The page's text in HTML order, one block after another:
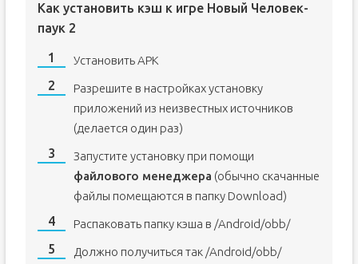
Как установить кэш к игре Новый Человек-
паук 2
Установить APK
Разрешите в настройках установку
приложений из неизвестных источников
(делается один раз)
Запустите установку при помощи
файлового менеджера (обычно скачанные
файлы помещаются в папку Download)
Распаковать папку кэша в /Android/obb/
Должно получиться так /Android/obb/